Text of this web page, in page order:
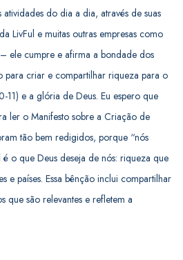
do dia a dia, através de suas
LivFul e muitas outras empresas como
ele cumpre e afirma a bondade dos
para criar e compartilhar riqueza para o
11) e a glória de Deus. Eu espero que
ler o Manifesto sobre a Criação de
tão bem redigidos, porque “nós
o que Deus deseja de nós: riqueza que
e países. Essa bênção inclui compartilhar
que são relevantes e refletem a